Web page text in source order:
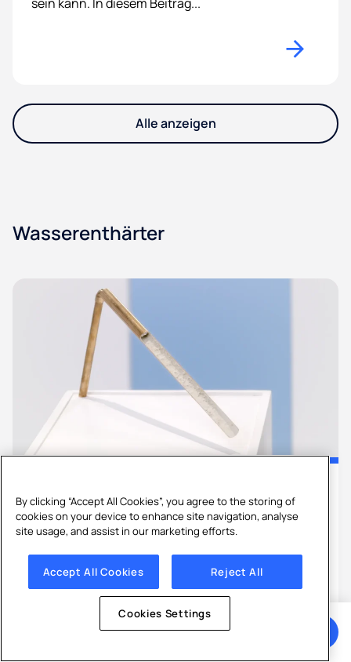
Alle anzeigen
Wasserenthärter
Verkalkte Wasserleitung reinigen:
Lösungen & Kosten
Ihr Wasser ist besonders hart und Ihre Rohre mit
Kalkstein verstopft? Entdecken Sie unsere
Ratschläge zur Reinigung Ihr...
By clicking “Accept All Cookies”, you agree to the storing of
cookies on your device to enhance site navigation, analyse
site usage, and assist in our marketing efforts.
Accept All Cookies Reject All
Cookies Settings
Angebot anfordern